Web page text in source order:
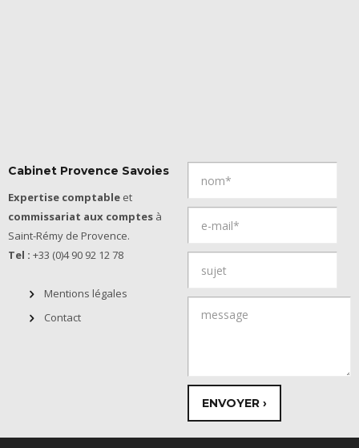
Cabinet Provence Savoies
Expertise comptable et
commissariat aux comptes à
Saint-Rémy de Provence.
Tel : +33 (0)4 90 92 12 78
Mentions légales
Contact